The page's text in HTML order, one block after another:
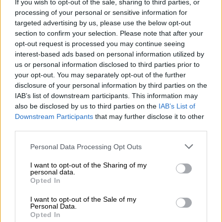
If you wish to opt-out of the sale, sharing to third parties, or
processing of your personal or sensitive information for
targeted advertising by us, please use the below opt-out
section to confirm your selection. Please note that after your
opt-out request is processed you may continue seeing
interest-based ads based on personal information utilized by
us or personal information disclosed to third parties prior to
your opt-out. You may separately opt-out of the further
disclosure of your personal information by third parties on the
IAB’s list of downstream participants. This information may
also be disclosed by us to third parties on the IAB’s List of
Downstream Participants that may further disclose it to other
Please note that this website/app uses one or more Google
not limited to your visit or usage behaviour. You may click to
grant or deny consent to Google and its third-party tags to
use your data for below specified purposes in below Google
consent section.
Personal Data Processing Opt Outs
I want to opt-out of the Sharing of my
personal data.
Opted In
I want to opt-out of the Sale of my
Personal Data.
Opted In
αντιστρέφω. Εσείς έχετε αλλεργία σε
υγειονομικούς, σε εκπαιδευτικούς, που τους
ξυλοκοπάγατε εχθές έξω από τη Βουλή.
Τ.Θεοδωρικάκος: Επιχειρείτε να διαρρήξετε
τις σχέσεις ανάμεσα στο κράτος, την
ελληνική κυβέρνηση και την νέα γενιά.
Θεωρείτε φυσιολογικό να γκρεμίζονται
βιβλιοθήκες μέσα στα πανεπιστήμια;
Π.Σκουρλέτης: (…)
Θεοδωρικάκος: Θα ακούσετε και θα
πάνε τα ελληνόπουλα από την επαρχία και
από τις φτωχές οικογένειες που δεν
αντέχουν οι οικογένειες τους να πληρώνουν
νοίκι. Θα μάθετε…θα τα ακούσετε. Εμείς